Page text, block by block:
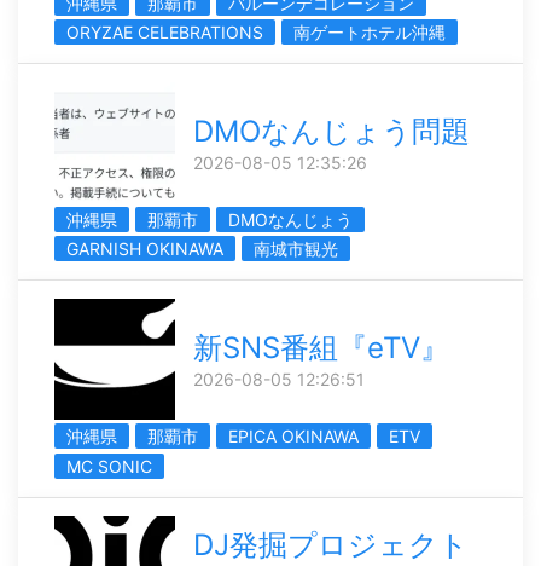
ORYZAE CELEBRATIONS
南ゲートホテル沖縄
DMOなんじょう問題
2026-08-05 12:35:26
沖縄県 那覇市
DMOなんじょう
GARNISH OKINAWA
南城市観光
新SNS番組『eTV』
2026-08-05 12:26:51
沖縄県 那覇市 EPICA OKINAWA
ETV
MC SONIC
DJ発掘プロジェクト